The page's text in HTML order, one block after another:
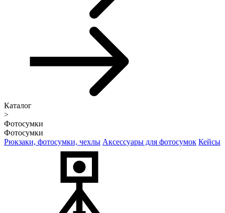
Каталог
>
Фотосумки
Фотосумки
Рюкзаки, фотосумки, чехлы Аксессуары для фотосумок Кейсы